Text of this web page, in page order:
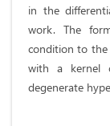
in the
work. The
condition to the
with a kernel
degenerate